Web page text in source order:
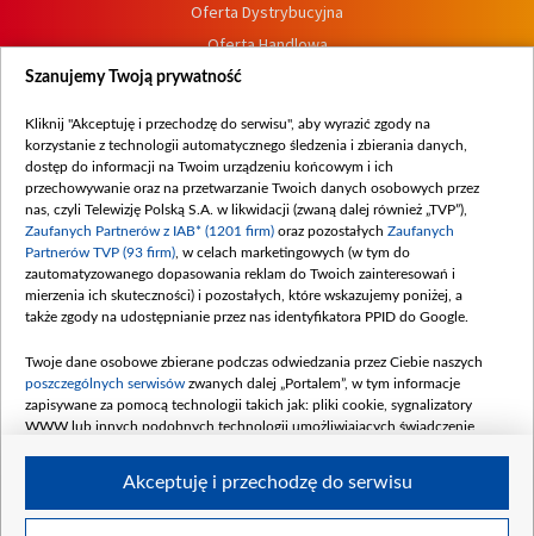
Oferta Dystrybucyjna
Oferta Handlowa
Dostępność
Procedura zgłoszeń wewnętrznych
Szanujemy Twoją prywatność
Kliknij "Akceptuję i przechodzę do serwisu", aby wyrazić zgody na
korzystanie z technologii automatycznego śledzenia i zbierania danych,
dostęp do informacji na Twoim urządzeniu końcowym i ich
przechowywanie oraz na przetwarzanie Twoich danych osobowych przez
nas, czyli Telewizję Polską S.A. w likwidacji (zwaną dalej również „TVP”),
Zaufanych Partnerów z IAB* (1201 firm) oraz pozostałych Zaufanych
Partnerów TVP (93 firm) , w celach marketingowych (w tym do
zautomatyzowanego dopasowania reklam do Twoich zainteresowań i
mierzenia ich skuteczności) i pozostałych, które wskazujemy poniżej, a
także zgody na udostępnianie przez nas identyfikatora PPID do Google.
Twoje dane osobowe zbierane podczas odwiedzania przez Ciebie naszych
poszczególnych serwisów zwanych dalej „Portalem”, w tym informacje
zapisywane za pomocą technologii takich jak: pliki cookie, sygnalizatory
WWW lub innych podobnych technologii umożliwiających świadczenie
Akceptuję i przechodzę do serwisu